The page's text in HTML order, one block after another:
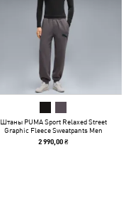
Штаны PUMA Sport Relaxed Street
Graphic Fleece Sweatpants Men
2 990,00 ₴